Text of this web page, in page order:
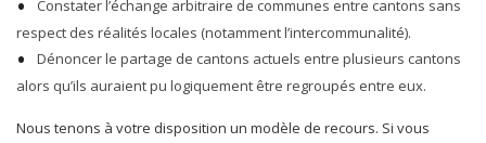
Constater l’échange arbitraire de communes entre cantons sans
respect des réalités locales (notamment l’intercommunalité).
Dénoncer le partage de cantons actuels entre plusieurs cantons
alors qu’ils auraient pu logiquement être regroupés entre eux.
Nous tenons à votre disposition un modèle de recours. Si vous